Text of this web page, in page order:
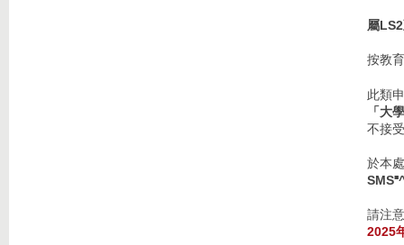
屬
按教
此類
「大
不接
於本
SMS■
請注
2025